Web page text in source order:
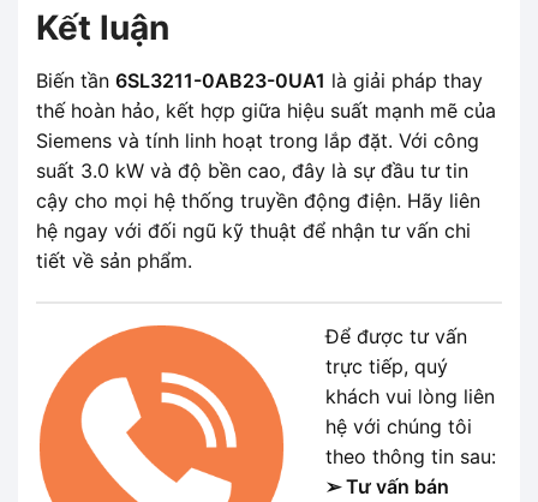
Kết luận
Biến tần 6SL3211-0AB23-0UA1 là giải pháp thay
thế hoàn hảo, kết hợp giữa hiệu suất mạnh mẽ của
Siemens và tính linh hoạt trong lắp đặt. Với công
suất 3.0 kW và độ bền cao, đây là sự đầu tư tin
cậy cho mọi hệ thống truyền động điện. Hãy liên
hệ ngay với đối ngũ kỹ thuật để nhận tư vấn chi
tiết về sản phẩm.
Để được tư vấn
trực tiếp, quý
khách vui lòng liên
hệ với chúng tôi
theo thông tin sau:
➢ Tư vấn bán